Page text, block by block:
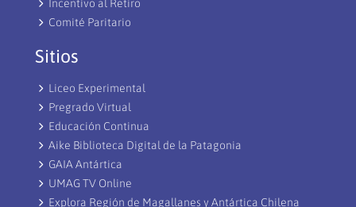
Incentivo al Retiro
Comité Paritario
Sitios
Liceo Experimental
Pregrado Virtual
Educación Continua
Aike Biblioteca Digital de la Patagonia
GAIA Antártica
UMAG TV Online
Explora Región de Magallanes y Antártica Chilena